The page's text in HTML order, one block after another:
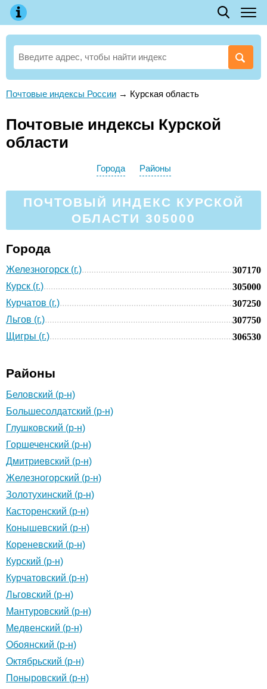
Почтовые индексы России → Курская область
Почтовые индексы Курской
области
Города Районы
ПОЧТОВЫЙ ИНДЕКС КУРСКОЙ
ОБЛАСТИ 305000
Города
Железногорск (г.)
307170
Курск (г.)
305000
Курчатов (г.)
307250
Льгов (г.)
307750
Щигры (г.)
306530
Районы
Беловский (р-н)
Большесолдатский (р-н)
Глушковский (р-н)
Горшеченский (р-н)
Дмитриевский (р-н)
Железногорский (р-н)
Золотухинский (р-н)
Касторенский (р-н)
Конышевский (р-н)
Кореневский (р-н)
Курский (р-н)
Курчатовский (р-н)
Льговский (р-н)
Мантуровский (р-н)
Медвенский (р-н)
Обоянский (р-н)
Октябрьский (р-н)
Поныровский (р-н)